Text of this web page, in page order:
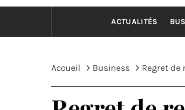
ACTUALITÉS
Accueil Business Regret